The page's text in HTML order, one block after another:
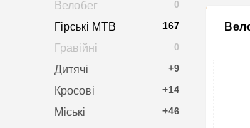
0
Велобег
167
Гірські MTB
0
Гравійні
+9
Дитячі
+14
Кросові
+46
Міські